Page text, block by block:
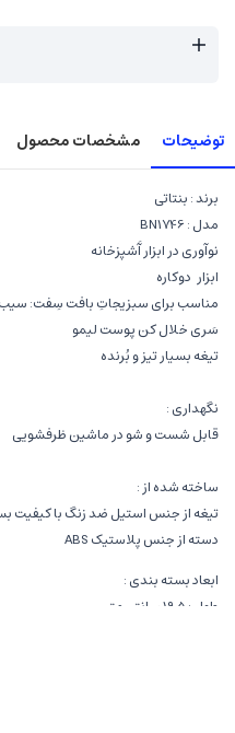
توضیحات مشخصات محصول
برند : بنتاتی
مدل : BN1746
نوآوری در ابزار آَشپزخانه
ابزار دوکاره
مناسب برای سبزیجاتِ بافت سِفت: سیب
سَری خلال کن پوست لیمو
تیغه بسیار تیز و بُرنده
نگهداری :
قابل شست و شو در ماشین ظرفشویی
ساخته شده از :
تیغه از جنس استیل ضد زنگ با کیفیت
دسته از جنس پلاستیک ABS
ابعاد بسته بندی :
طول : 19.5 سانتی متر